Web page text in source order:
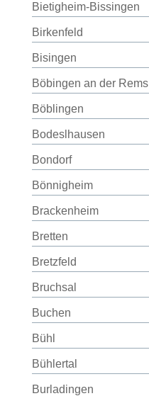
Bietigheim-Bissingen
Birkenfeld
Bisingen
Böbingen an der Rems
Böblingen
Bodeslhausen
Bondorf
Bönnigheim
Brackenheim
Bretten
Bretzfeld
Bruchsal
Buchen
Bühl
Bühlertal
Burladingen